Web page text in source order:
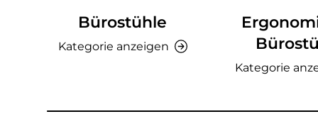
Bürostühle
Kategorie anzeigen
Kategorie